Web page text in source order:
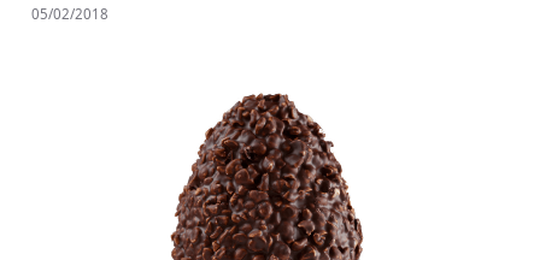
05/02/2018